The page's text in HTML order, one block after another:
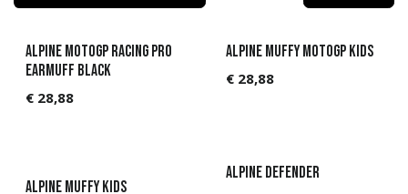
Alpine MotoGP Racing Pro
Earmuff Black
€ 28,88
Alpine Muffy MotoGP Kids
€ 28,88
Alpine Muffy Kids
Alpine Defender